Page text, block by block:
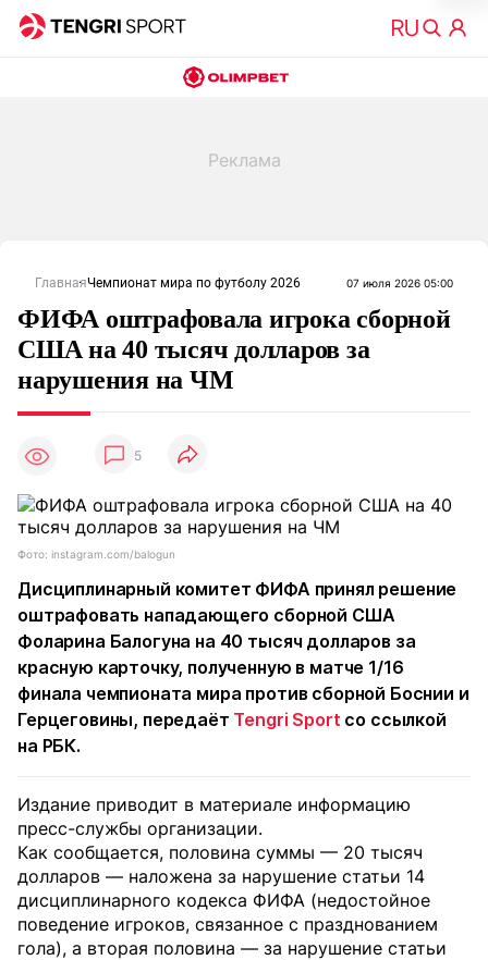
ГлавнаяЧемпионат мира по футболу 2026 07 июля 2026 05:00
ФИФА оштрафовала игрока сборной
США на 40 тысяч долларов за
нарушения на ЧМ
5
Фото: instagram.com/balogun
Дисциплинарный комитет ФИФА принял решение
оштрафовать нападающего сборной США
Фоларина Балогуна на 40 тысяч долларов за
красную карточку, полученную в матче 1/16
финала чемпионата мира против сборной Боснии и
Герцеговины, передаёт Tengri Sport со ссылкой
на РБК.
Издание приводит в материале информацию
пресс-службы организации.
Как сообщается, половина суммы — 20 тысяч
долларов — наложена за нарушение статьи 14
дисциплинарного кодекса ФИФА (недостойное
поведение игроков, связанное с празднованием
гола), а вторая половина — за нарушение статьи